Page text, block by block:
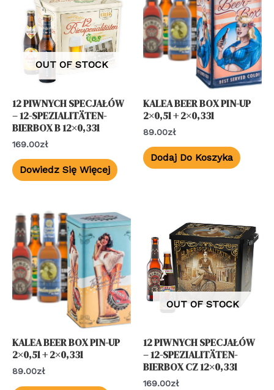
OUT OF STOCK
12 PIWNYCH SPECJAŁÓW
– 12-SPEZIALITÄTEN-
BIERBOX B 12×0,33l
169.00Zł
Dowiedz Się Więcej
KALEA BEER BOX PIN-UP
2×0,5l + 2×0,33l
89.00Zł
Dodaj Do Koszyka
KALEA BEER BOX PIN-UP
2×0,5l + 2×0,33l
89.00Zł
OUT OF STOCK
12 PIWNYCH SPECJAŁÓW
– 12-SPEZIALITÄTEN-
BIERBOX CZ 12×0,33l
169.00Zł